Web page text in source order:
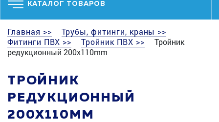
КАТАЛОГ ТОВАРОВ
Главная >>
Трубы, фитинги, краны >>
Фитинги ПВХ >>
Тройник ПВХ >>
Тройник
редукционный 200х110mm
ТРОЙНИК
РЕДУКЦИОННЫЙ
200Х110MM